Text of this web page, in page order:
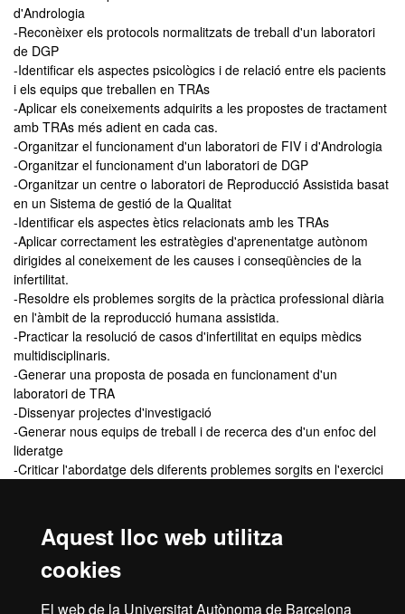
Aquest lloc web utilitza
cookies
El web de la Universitat Autònoma de Barcelona
d'Andrologia
-Reconèixer els protocols normalitzats de treball d'un laboratori
de DGP
-Identificar els aspectes psicològics i de relació entre els pacients
i els equips que treballen en TRAs
-Aplicar els coneixements adquirits a les propostes de tractament
amb TRAs més adient en cada cas.
-Organitzar el funcionament d'un laboratori de FIV i d'Andrologia
-Organitzar el funcionament d'un laboratori de DGP
-Organitzar un centre o laboratori de Reproducció Assistida basat
en un Sistema de gestió de la Qualitat
-Identificar els aspectes ètics relacionats amb les TRAs
-Aplicar correctament les estratègies d'aprenentatge autònom
dirigides al coneixement de les causes i conseqüències de la
infertilitat.
-Resoldre els problemes sorgits de la pràctica professional diària
en l'àmbit de la reproducció humana assistida.
-Practicar la resolució de casos d'infertilitat en equips mèdics
multidisciplinaris.
-Generar una proposta de posada en funcionament d'un
laboratori de TRA
-Dissenyar projectes d'investigació
-Generar nous equips de treball i de recerca des d'un enfoc del
lideratge
-Criticar l'abordatge dels diferents problemes sorgits en l'exercici
terapèutiques i planificant l'estratègia a seguir.
Títol que s'obté